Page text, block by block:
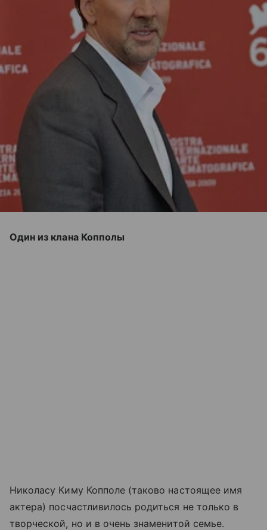
Один из клана Копполы
Николасу Киму Копполе (таково настоящее имя
актера) посчастливилось родиться не только в
творческой, но и в очень знаменитой семье.